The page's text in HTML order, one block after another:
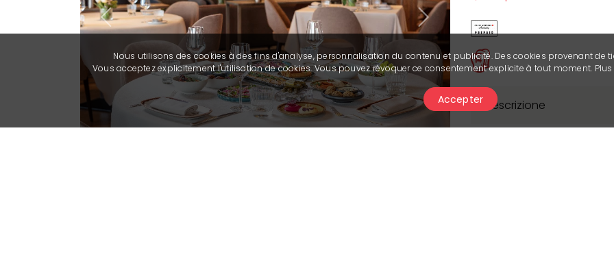
Previous Next
Descrizione
Nous utilisons des cookies à des fins d'analyse, personnalisation du contenu et publicité. Des cookies provenant de
Vous acceptez explicitement l'utilisation de cookies. Vous pouvez révoquer ce consentement explicite à tout moment.
Accepter